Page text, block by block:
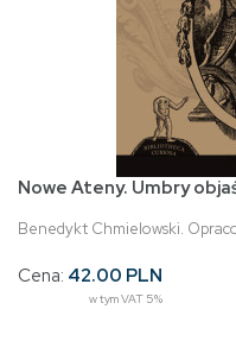
Nowe Ateny. Umbry
Benedykt Chmielowski.
Cena: 42.00 PLN
w tym VAT 5%